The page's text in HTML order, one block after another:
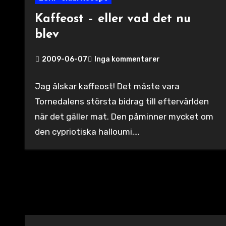
Kaffeost – eller vad det nu
blev
2009-06-07 Inga kommentarer
Jag älskar kaffeost! Det måste vara
Tornedalens största bidrag till eftervärlden
när det gäller mat. Den påminner mycket om
den cypriotiska halloumi,…